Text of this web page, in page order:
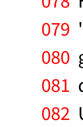
079
080
081
082